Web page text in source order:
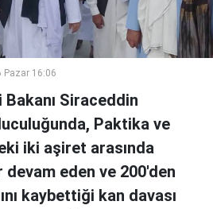
Pazar 16:06
Siraceddin
Paktika ve
iki aşiret arasında
devam eden ve 200'den
kaybettiği kan davası